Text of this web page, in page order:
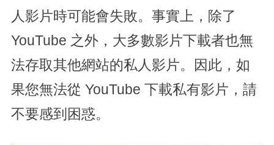
人影片時可能會失敗。事實上，除了
YouTube 之外，大多數影片下載者也無
法存取其他網站的私人影片。因此，如
果您無法從 YouTube 下載私有影片，請
不要感到困惑。